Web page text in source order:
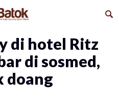
di hotel Ritz
di sosmed,
doang